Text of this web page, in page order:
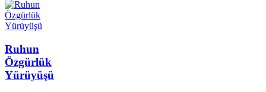
Ruhun
Özgürlük
Yürüyüşü